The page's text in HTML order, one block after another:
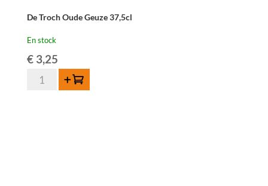
De Troch Oude Geuze 37,5cl
En stock
€3,25
quantité
Ajouter au panier